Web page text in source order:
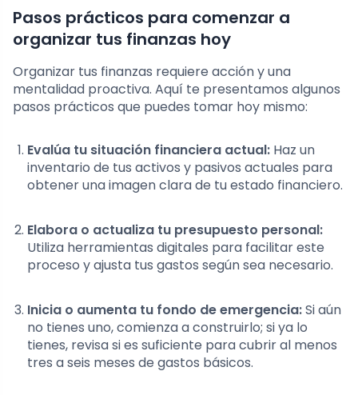
Pasos prácticos para comenzar a
organizar tus finanzas hoy
Organizar tus finanzas requiere acción y una
mentalidad proactiva. Aquí te presentamos algunos
pasos prácticos que puedes tomar hoy mismo:
Evalúa tu situación financiera actual: Haz un
inventario de tus activos y pasivos actuales para
obtener una imagen clara de tu estado financiero.
Elabora o actualiza tu presupuesto personal:
Utiliza herramientas digitales para facilitar este
proceso y ajusta tus gastos según sea necesario.
Inicia o aumenta tu fondo de emergencia:Si aún
no tienes uno, comienza a construirlo; si ya lo
tienes, revisa si es suficiente para cubrir al menos
tres a seis meses de gastos básicos.